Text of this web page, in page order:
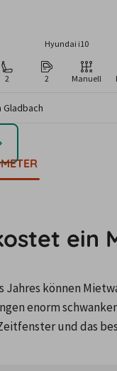
Hyundai i10
2 2 Manuell
ein
Jahres können
enorm
und das